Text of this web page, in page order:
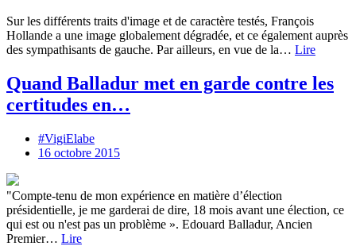
Sur les différents traits d'image et de caractère testés, François
Hollande a une image globalement dégradée, et ce également auprès
des sympathisants de gauche. Par ailleurs, en vue de la… Lire
Quand Balladur met en garde contre les
certitudes en…
#VigiElabe
16 octobre 2015
"Compte-tenu de mon expérience en matière d’élection
présidentielle, je me garderai de dire, 18 mois avant une élection, ce
qui est ou n'est pas un problème ». Edouard Balladur, Ancien
Premier… Lire